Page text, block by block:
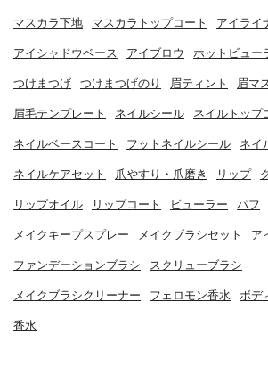
マスカラ下地 マスカラトップコート アイライ
アイシャドウベース アイブロウ ホットビュー
つけまつげ つけまつげのり 眉ティント 眉マ
眉毛テンプレート ネイルシール ネイルトップ
ネイルベースコート フットネイルシール ネイ
ネイルケアセット 爪やすり・爪磨き リップ
リップオイル リップコート ビューラー パフ
メイクキープスプレー メイクブラシセット ア
ファンデーションブラシ スクリューブラシ
メイクブラシクリーナー フェロモン香水 ボデ
香水